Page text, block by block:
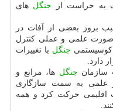
به حراست از جنگل های
بروز بعضی از آفات در
صورت علمی و عملی كنترل
جنگل با تغییرات
دارد.
سازمان جنگل ها، مراتع و
علمی به سمت سازگاری
اقلیمی حركت كرد و همه